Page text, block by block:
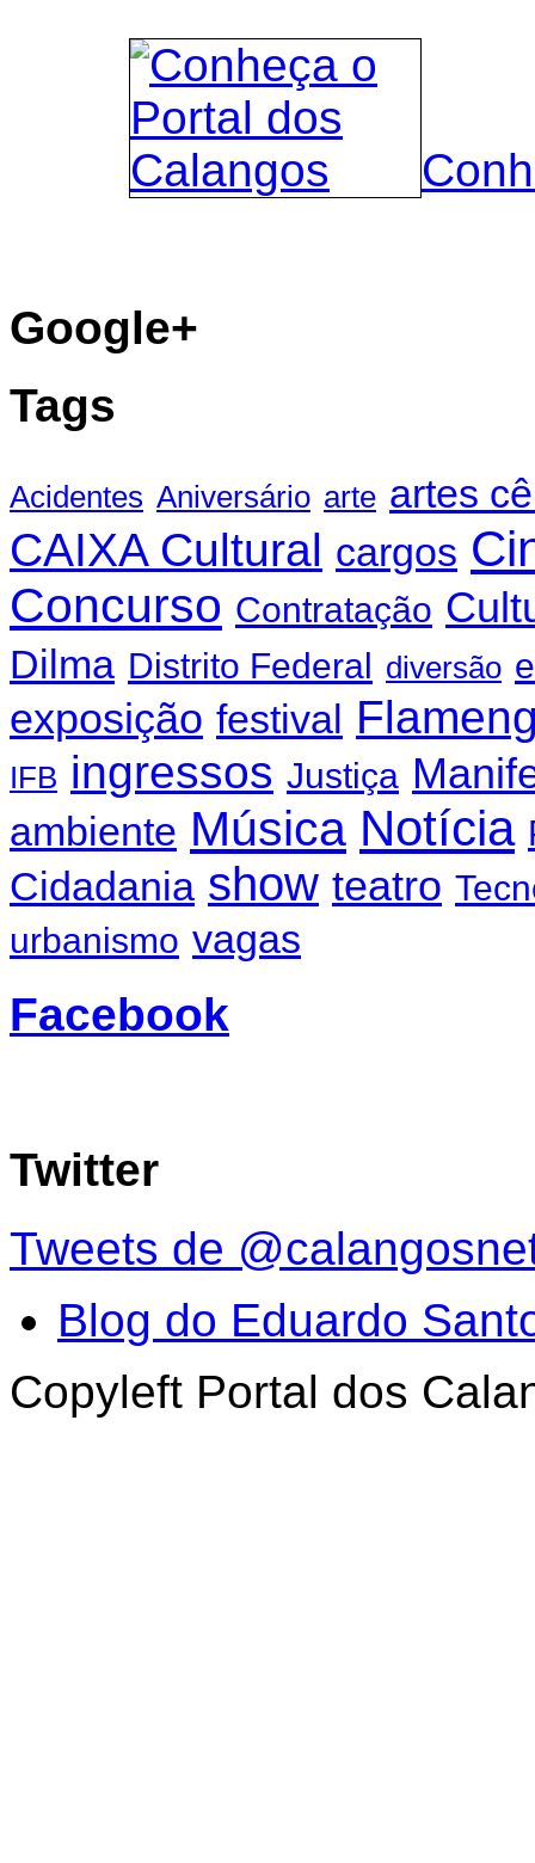
Google+
Tags
Acidentes Aniversário arte artes
CAIXA Cultural cargos
Concurso Contratação
Dilma Distrito Federal diversão
exposição festival
IFB ingressos Justiça
ambiente Música Notícia
Cidadania show teatro
urbanismo vagas
Facebook
Twitter
Tweets de
Blog do Eduardo
Copyleft Portal dos